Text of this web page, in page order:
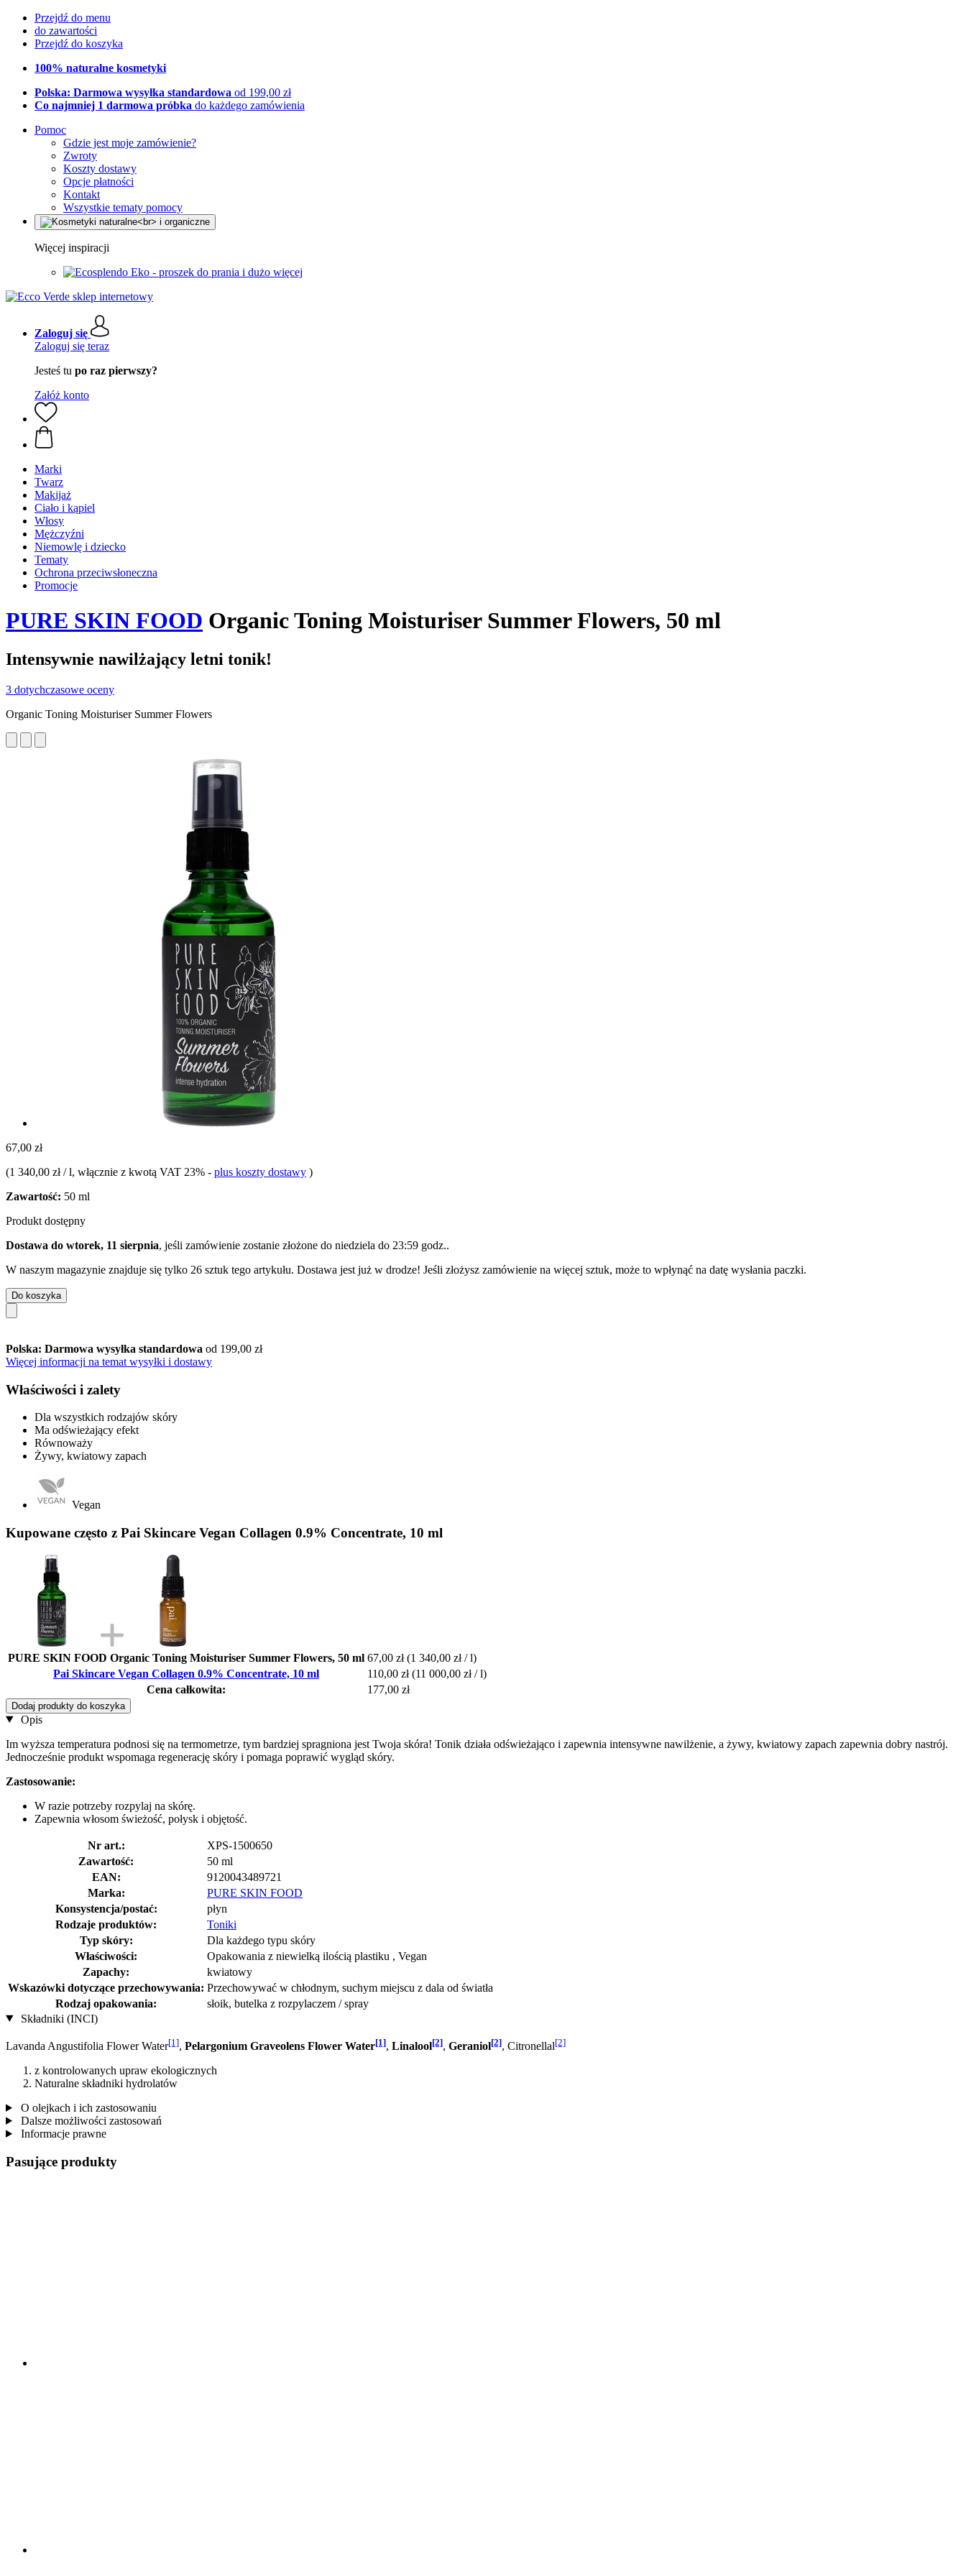
Przejdź do menu
do zawartości
Przejdź do koszyka
100% naturalne kosmetyki
Polska: Darmowa wysyłka standardowa od 199,00 zł
Co najmniej 1 darmowa próbka do każdego zamówienia
Pomoc
Gdzie jest moje zamówienie?
Zwroty
Koszty dostawy
Opcje płatności
Kontakt
Wszystkie tematy pomocy
Więcej inspiracji
Eko - proszek do prania i dużo więcej
Zaloguj się
Zaloguj się teraz
Jesteś tu po raz pierwszy?
Załóż konto
Marki
Twarz
Makijaż
Ciało i kąpiel
Włosy
Mężczyźni
Niemowlę i dziecko
Tematy
Ochrona przeciwsłoneczna
Promocje
PURE SKIN FOOD Organic Toning Moisturiser Summer Flowers, 50 ml
Intensywnie nawilżający letni tonik!
3 dotychczasowe oceny
Organic Toning Moisturiser Summer Flowers
67,00 zł
(1 340,00 zł / l, włącznie z kwotą VAT 23% - plus koszty dostawy )
Zawartość: 50 ml
Produkt dostępny
Dostawa do wtorek, 11 sierpnia, jeśli zamówienie zostanie złożone do niedziela do 23:59 godz..
W naszym magazynie znajduje się tylko 26 sztuk tego artykułu. Dostawa jest już w drodze! Jeśli złożysz zamówienie na więcej sztuk, może to wpłynąć na datę wysłania paczki.
Do koszyka
Polska: Darmowa wysyłka standardowa od 199,00 zł
Więcej informacji na temat wysyłki i dostawy
Właściwości i zalety
Dla wszystkich rodzajów skóry
Ma odświeżający efekt
Równoważy
Żywy, kwiatowy zapach
Vegan
Kupowane często z Pai Skincare Vegan Collagen 0.9% Concentrate, 10 ml
PURE SKIN FOOD Organic Toning Moisturiser Summer Flowers, 50 ml 67,00 zł (1 340,00 zł / l)
Pai Skincare Vegan Collagen 0.9% Concentrate, 10 ml
110,00 zł (11 000,00 zł / l)
Cena całkowita:
177,00 zł
Dodaj produkty do koszyka
Opis
Im wyższa temperatura podnosi się na termometrze, tym bardziej spragniona jest Twoja skóra! Tonik działa odświeżająco i zapewnia intensywne nawilżenie, a żywy, kwiatowy zapach zapewnia dobry nastrój.
Jednocześnie produkt wspomaga regenerację skóry i pomaga poprawić wygląd skóry.
Zastosowanie:
W razie potrzeby rozpylaj na skórę.
Zapewnia włosom świeżość, połysk i objętość.
Nr art.:
XPS-1500650
Zawartość:
50 ml
EAN:
9120043489721
Marka:
PURE SKIN FOOD
Konsystencja/postać:
płyn
Rodzaje produktów:
Toniki
Typ skóry:
Dla każdego typu skóry
Właściwości:
Opakowania z niewielką ilością plastiku , Vegan
Zapachy:
kwiatowy
Wskazówki dotyczące przechowywania: Przechowywać w chłodnym, suchym miejscu z dala od światła
Rodzaj opakowania:
słoik, butelka z rozpylaczem / spray
Składniki (INCI)
Lavanda Angustifolia Flower Water[1], Pelargonium Graveolens Flower Water[1], Linalool[2], Geraniol[2], Citronellal[2]
z kontrolowanych upraw ekologicznych
Naturalne składniki hydrolatów
O olejkach i ich zastosowaniu
Dalsze możliwości zastosowań
Informacje prawne
Pasujące produkty